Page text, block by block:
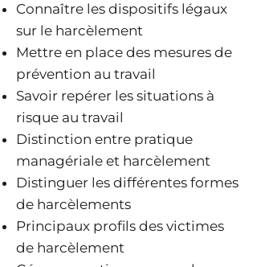
Connaître les dispositifs légaux
sur le harcèlement
Mettre en place des mesures de
prévention au travail
Savoir repérer les situations à
risque au travail
Distinction entre pratique
managériale et harcèlement
Distinguer les différentes formes
de harcèlements
Principaux profils des victimes
de harcèlement